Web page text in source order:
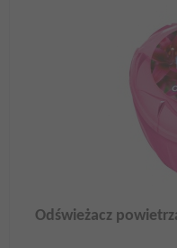
Odświeżacz